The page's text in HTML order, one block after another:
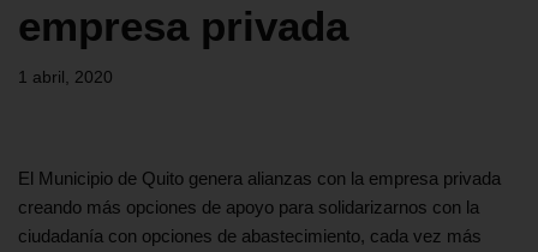
empresa privada
1 abril, 2020
El Municipio de Quito genera alianzas con la empresa privada
creando más opciones de apoyo para solidarizarnos con la
ciudadanía con opciones de abastecimiento, cada vez más